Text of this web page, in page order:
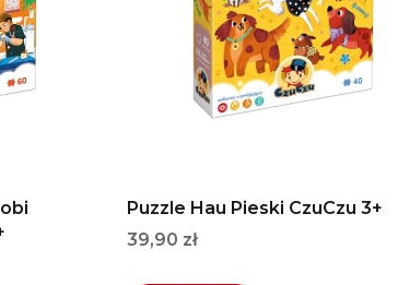
Puzzle Hau Pieski CzuCzu 3+
Cena
39,90 zł